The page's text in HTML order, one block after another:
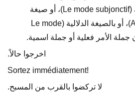
يتواجد الفعل بصيغة الشك (Le mode subjonctif)، أو صيغة
المصدر (Au mode infinitif)، أو بالصيغة الدلالية (Le mode
اخرجوا حالاً.
Sortez immédiatement!
لا تركضوا بالقرب من المسبح.